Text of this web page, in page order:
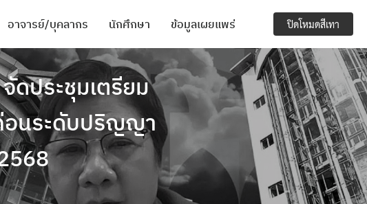
อาจารย์/บุคลากร นักศึกษา ข้อมูลเผยแพร่
ดประชุมเตรียม
อนระดับปริญญา
ปิดโหมดสีเทา